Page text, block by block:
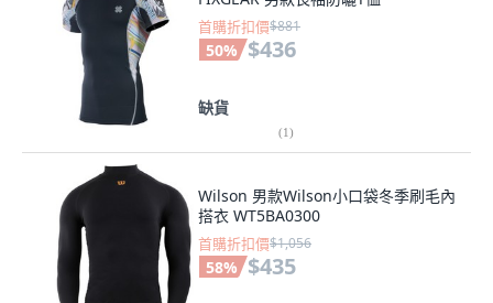
首購折扣價$881
50% $436
缺貨
(1)
Wilson 男款Wilson小口袋冬季刷毛內
搭衣 WT5BA0300
首購折扣價$1,056
58% $435